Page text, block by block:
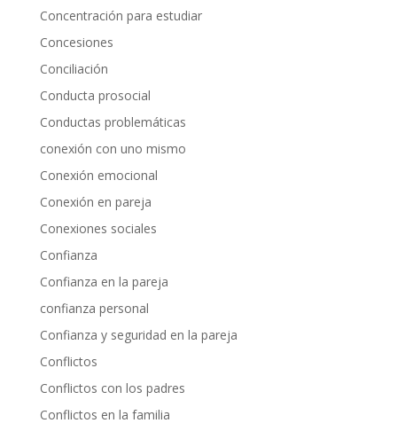
Concentración para estudiar
Concesiones
Conciliación
Conducta prosocial
Conductas problemáticas
conexión con uno mismo
Conexión emocional
Conexión en pareja
Conexiones sociales
Confianza
Confianza en la pareja
confianza personal
Confianza y seguridad en la pareja
Conflictos
Conflictos con los padres
Conflictos en la familia